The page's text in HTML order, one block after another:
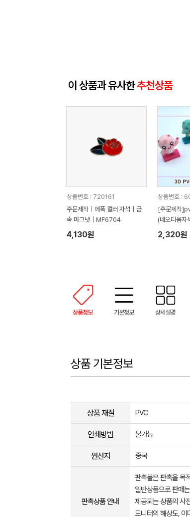
이 상품과 유사한추천상품
상품번호 : 720161
주문제작｜에폭 컬러 자석｜금
속 마그넷｜MF6704
4,130원
상품번호 :
[주문제작
(네오디움자
2,320원
상품정보 기본정보 상세설명
상품 기본정보
상품 재질 PVC
인쇄방법 불가능
원산지 중국
판촉상품 안내
판촉물은 판촉을 목
일반상품으로 판매
제공되는 상품의 사
모니터의 해상도, 이